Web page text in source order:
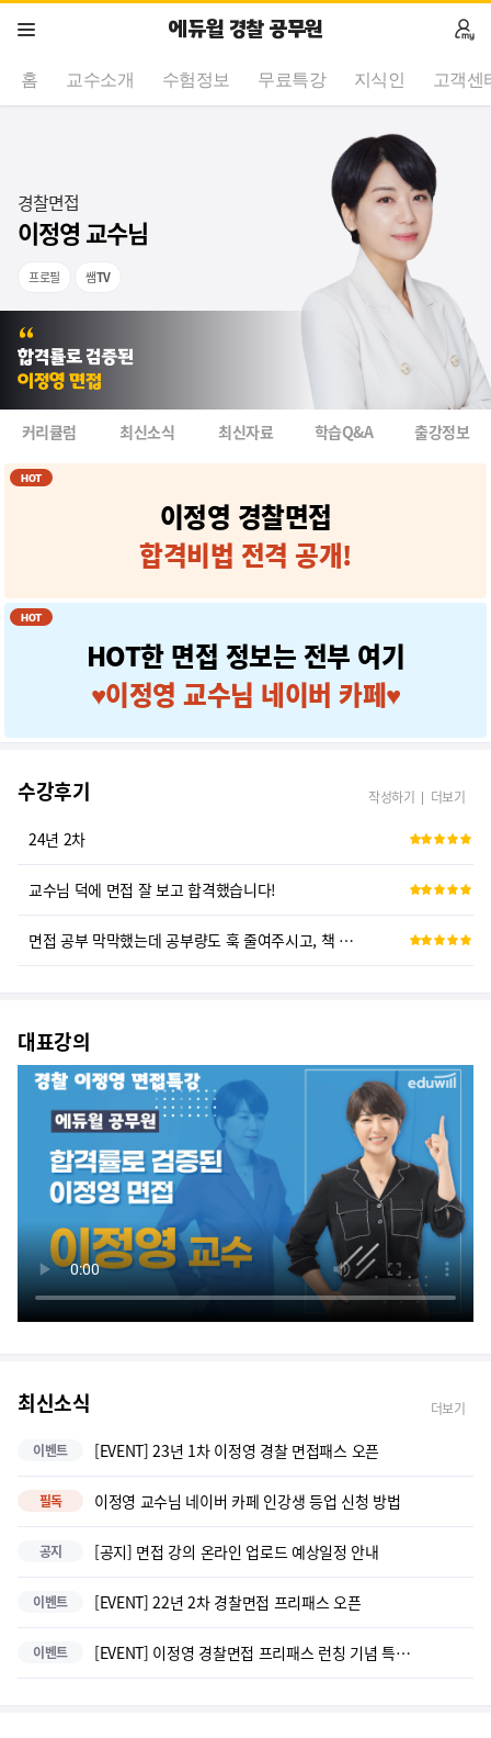
에듀윌 경찰 공무원
홈 교수소개 수험정보 무료특강 지식인 고객센
경찰면접
이정영 교수님
프로필 쌤TV
합격률로 검증된
이정영 면접
커리큘럼 최신소식 최신자료 학습Q&A 출강정보
HOT
이정영 경찰면접
합격비법 전격 공개!
HOT
HOT한 면접 정보는 전부 여기
♥이정영 교수님 네이버 카페♥
수강후기 작성하기 더보기
24년 2차
교수님 덕에 면접 잘 보고 합격했습니다!
면접 공부 막막했는데 공부량도 훅 줄여주시고, 책 내용도 너무 좋아서 큰...
대표강의
최신소식 더보기
이벤트 [EVENT] 23년 1차 이정영 경찰 면접패스 오픈
필독 이정영 교수님 네이버 카페 인강생 등업 신청 방법
공지 [공지] 면접 강의 온라인 업로드 예상일정 안내
이벤트 [EVENT] 22년 2차 경찰면접 프리패스 오픈
이벤트 [EVENT] 이정영 경찰면접 프리패스 런칭 기념 특별할인!